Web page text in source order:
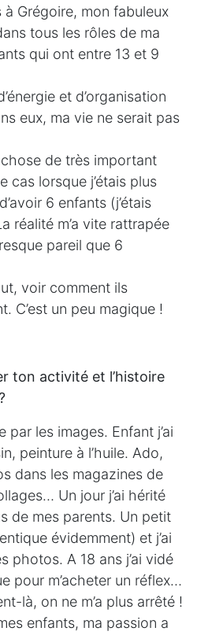
Grégoire, mon fabuleux
tous les rôles de ma
qui ont entre 13 et 9
et d’organisation
eux, ma vie ne serait pas
de très important
cas lorsque j’étais plus
6 enfants (j’étais
réalité m’a vite rattrapée
pareil que 6
voir comment ils
C’est un peu magique !
ton activité et l’histoire
par les images. Enfant j’ai
peinture à l’huile. Ado,
dans les magazines de
Un jour j’ai hérité
de mes parents. Un petit
évidemment) et j’ai
photos. A 18 ans j’ai vidé
pour m’acheter un réflex…
là, on ne m’a plus arrêté !
enfants, ma passion a